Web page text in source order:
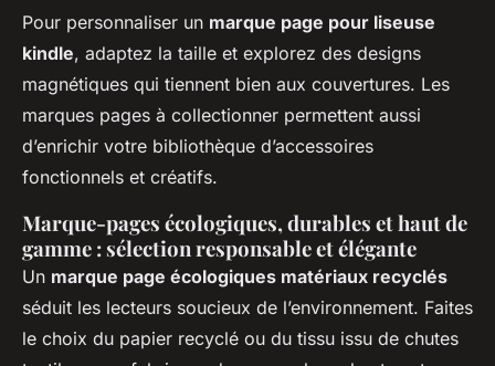
Pour personnaliser un marque page pour liseuse
kindle, adaptez la taille et explorez des designs
magnétiques qui tiennent bien aux couvertures. Les
marques pages à collectionner permettent aussi
d’enrichir votre bibliothèque d’accessoires
fonctionnels et créatifs.
Marque-pages écologiques, durables et haut de
gamme : sélection responsable et élégante
Un marque page écologiques matériaux recyclés
séduit les lecteurs soucieux de l’environnement. Faites
le choix du papier recyclé ou du tissu issu de chutes